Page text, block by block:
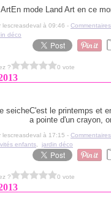
En mode Land Art en ce
lescreasdeval à 09:46 -
déco
? 0 vote
C'est le printemps et
a pointe d'un crayon,
lescreasdeval à 17:15 -
enfants jardin déco
? 0 vote